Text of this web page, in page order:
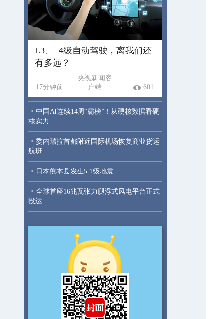
L3、L4级自动驾驶，离我们还
有多远？
17分钟前
央视新闻客
户端
601
· 中国AI连续14周“霸榜”！从硬核数据看硬
核实力
· 委内瑞拉首都附近国际机场恢复商业货运
航班
· 日本熊本县发生5.1级地震
· 全球首座16兆瓦张力腿浮式风电平台正式
投运